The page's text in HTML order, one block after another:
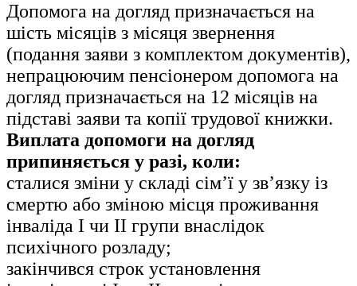
Допомога на догляд призначається на
шість місяців з місяця звернення
(подання заяви з комплектом документів),
непрацюючим пенсіонером допомога на
догляд призначається на 12 місяців на
підставі заяви та копії трудової книжки.
Виплата допомоги на догляд
припиняється у разі, коли:
сталися зміни у складі сім’ї у зв’язку із
смертю або зміною місця проживання
інваліда I чи II групи внаслідок
психічного розладу;
закінчився строк установлення